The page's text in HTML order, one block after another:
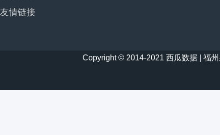
友情链接
Copyright © 2014-2021 西瓜数据 | 福